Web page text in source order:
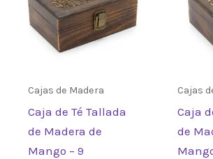
Debesaccederpara publicar
valoración.
Cajas de Madera
Caja de Té Tallada
de Madera de
Mango – 9
Cajas
Caja
de